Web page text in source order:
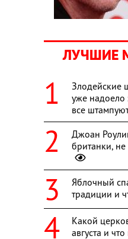
ЛУЧШИЕ
Злодейские
уже
все
Джоан
британки, не
Яблочный
традиции и
Какой
августа и